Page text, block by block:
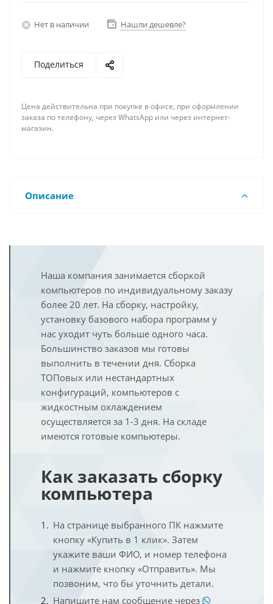
Нет в наличии Нашли дешевле?
Поделиться
Цена действительна при покупке в офисе, при оформлении
заказа по телефону, через WhatsApp или через интернет-
магазин.
Описание
Наша компания занимается сборкой
компьютеров по индивидуальному заказу
более 20 лет. На сборку, настройку,
установку базового набора программ у
нас уходит чуть больше одного часа.
Большинство заказов мы готовы
выполнить в течении дня. Сборка
ТОПовых или нестандартных
конфигураций, компьютеров с
жидкостным охлаждением
осуществляется за 1-3 дня. На складе
имеются готовые компьютеры.
Как заказать сборку
компьютера
На странице выбранного ПК нажмите
кнопку «Купить в 1 клик». Затем
укажите ваши ФИО, и номер телефона
и нажмите кнопку «Отправить». Мы
позвоним, что бы уточнить детали.
Напишите нам сообщение через